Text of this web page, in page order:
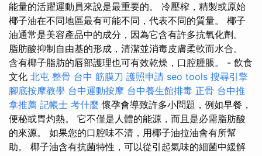
能量的活躍運動員來說是最重要的。 冷壓榨，精製或原始
椰子油在不同地區最有可能不同，代表不同的質量。 椰子
油通常是美容產品中的成分，因為它含有許多抗氧化劑。
脂肪酸抑制自由基的形成，清潔並消毒皮膚柔軟而水合。
含有椰子脂肪的唇部護理也可有效乾燥，口腔腫脹。 - 飲食
文化 北屯 整骨 台中 筋膜刀 護照申請 seo tools 搜尋引擎
腳底按摩教學 台中運動按摩 台中養生館排毒 正骨 台中推
拿推薦 記帳士 考什麼 懷孕會導致許多小問題，例如早餐，
便秘或胃灼熱。 它不僅是人體的能源，而且是必需脂肪酸
的來源。 如果您的口腔味不清，用椰子油拉油會有所幫
助。 椰子油含有抗菌特性，可以從引起氣味的細菌中緩解